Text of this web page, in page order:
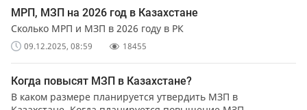
МРП, МЗП на 2026 год в Казахстане
Сколько МРП и МЗП в 2026 году в РК
09.12.2025, 08:59 18455
Когда повысят МЗП в Казахстане?
В каком размере планируется утвердить МЗП в